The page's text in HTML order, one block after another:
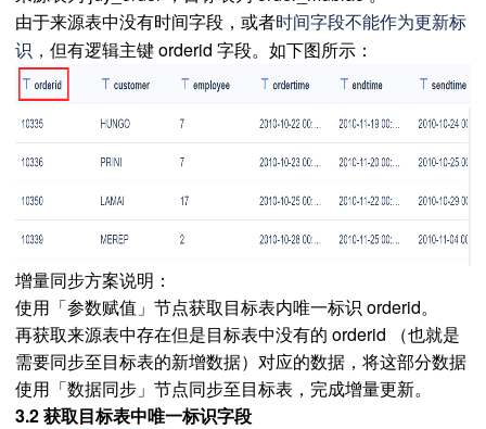
由于来源表中没有时间字段，或者时间字段不能作为更新标
识， 但有逻辑主键 orderid 字段。如下图所示：
增量同步方案说明：
使用「参数赋值」节点获取目标表内唯一标识 orderid。
再获取来源表中存在但是目标表中没有的 orderid （也就是
需要同步至目标表的新增数据）对应的数据，将这部分数据
使用 「数据同步 」节点同步至目标表，完成增量更新。
3.2 获取目标表中唯一标识字段